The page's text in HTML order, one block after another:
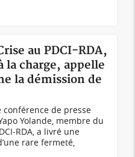
au PDCI-RDA,
la charge, appelle
la démission de
conférence de presse
Yolande, membre du
RDA, a livré une
rare fermeté,